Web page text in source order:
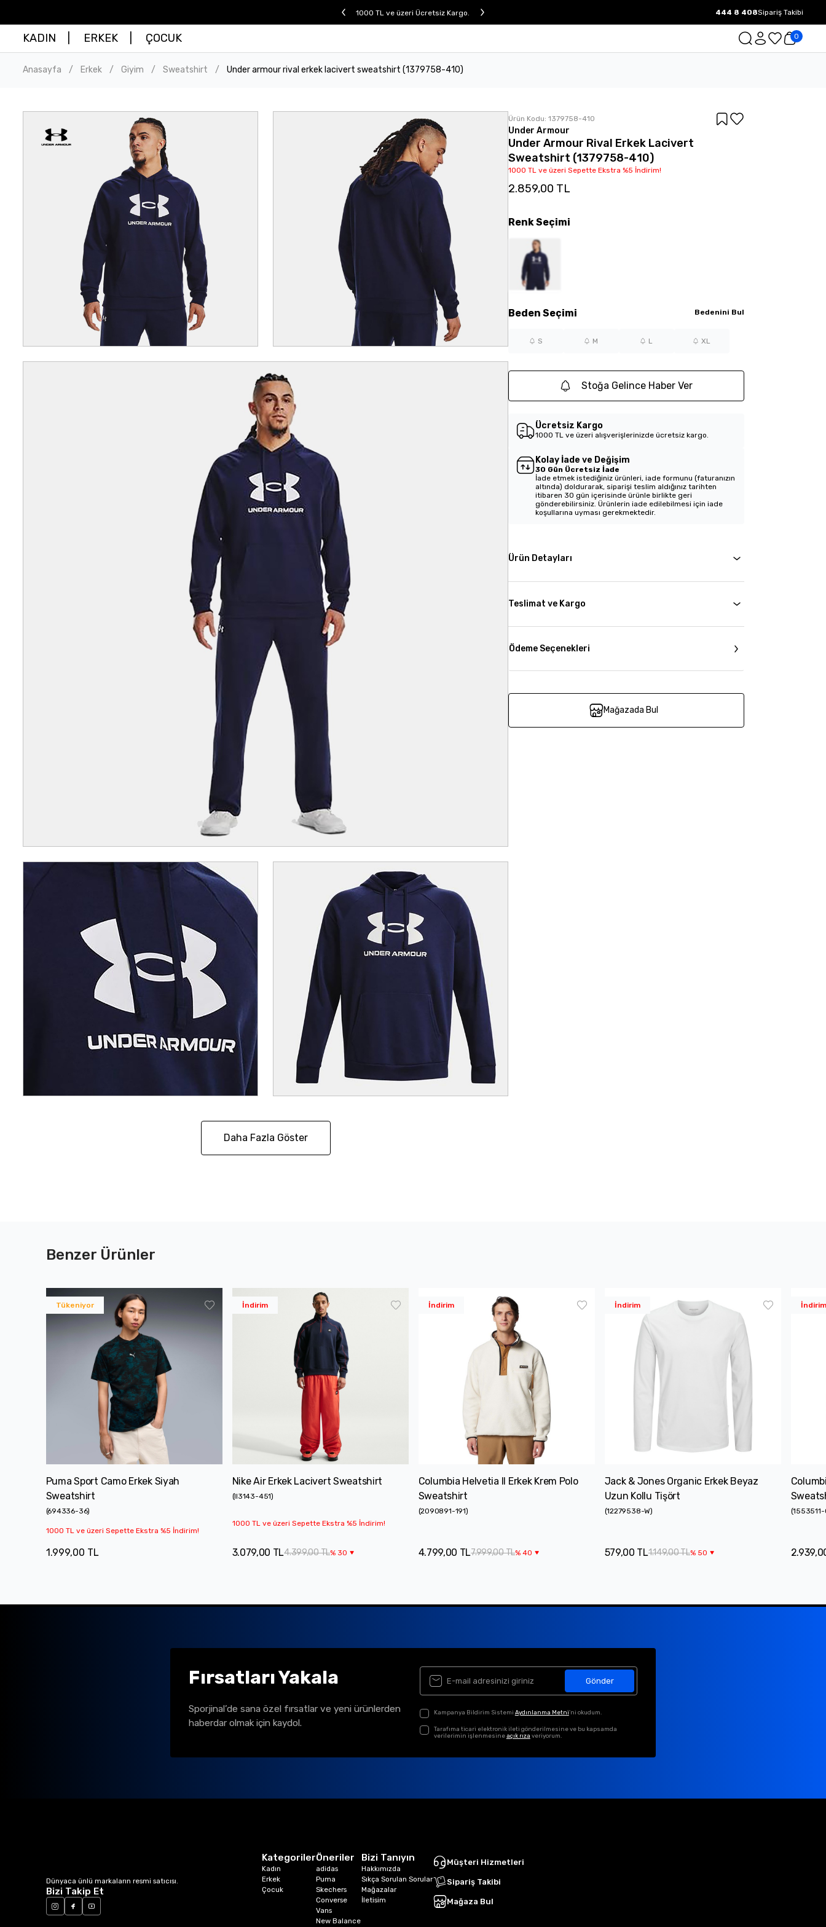
1000 TL ve üzeri Ücretsiz Kargo. 1000 TL ve üzeri Ücretsiz Kargo.
444 8 408Sipariş Takibi
KADIN ERKEK ÇOCUK 0
Anasayfa / Erkek / Giyim / Sweatshirt / Under armour rival erkek lacivert sweatshirt (1379758-410)
Daha Fazla Göster
Ürün Kodu: 1379758-410
Under Armour
Under Armour Rival Erkek Lacivert
Sweatshirt (1379758-410)
1000 TL ve üzeri Sepette Ekstra %5 İndirim!
2.859,00 TL
Beden Seçimi Bedenini Bul
S M L XL
RenkSeçimi
Stoğa Gelince Haber Ver
Ücretsiz Kargo
1000 TL ve üzeri alışverişlerinizde ücretsiz kargo.
Kolay İade ve Değişim
30 Gün Ücretsiz İade
İade etmek istediğiniz ürünleri, iade formunu (faturanızın
altında) doldurarak, siparişi teslim aldığınız tarihten
itibaren 30 gün içerisinde ürünle birlikte geri
gönderebilirsiniz. Ürünlerin iade edilebilmesi için iade
koşullarına uyması gerekmektedir.
Ürün Detayları
Teslimat ve Kargo
Ödeme Seçenekleri
Mağazada Bul
Benzer Ürünler
Tükeniyor
Puma Sport Camo Erkek Siyah
Sweatshirt
(694336-36)
1000 TL ve üzeri Sepette Ekstra %5 İndirim!
1.999,00 TL
İndirim
Nike Air Erkek Lacivert Sweatshirt
(II3143-451)
1000 TL ve üzeri Sepette Ekstra %5 İndirim!
4.399,00 TL% 30
3.079,00 TL
İndirim
Columbia Helvetia II Erkek Krem Polo
Sweatshirt
(2090891-191)
7.999,00 TL%40
4.799,00 TL
İndirim
Jack & Jones Organic Erkek Beyaz
Uzun Kollu Tişört
(12279538-W)
1.149,00 TL% 50
579,00 TL
İndirim
(1553511-
Fırsatları Yakala
Sporjinal’de sana özel fırsatlar ve yeni ürünlerden
haberdar olmak için kaydol.
Gönder
Kampanya Bildirim Sistemi Aydınlanma Metni'ni okudum.
Tarafıma ticari elektronik ileti gönderilmesine ve bu kapsamda
verilerimin işlenmesineaçık rıza veriyorum.
Dünyaca ünlü markaların resmi satıcısı.
Bizi Takip Et
Kategoriler
Kadın
Erkek
Çocuk
Öneriler
adidas
Puma
Skechers
Converse
Vans
New Balance
Bizi Tanıyın
Hakkımızda
Sıkça Sorulan Sorular
Mağazalar
İletisim
Müşteri Hizmetleri
Sipariş Takibi
Mağaza Bul